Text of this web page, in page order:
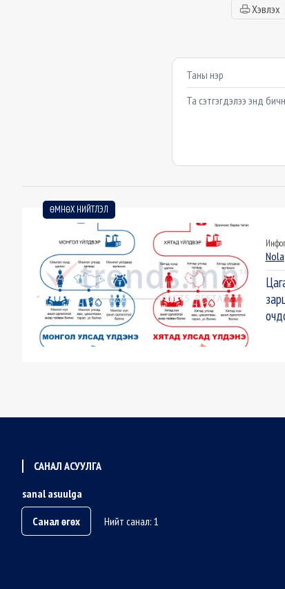
Хэвлэх
Сэтгэгдэл бичих
Example textarea
ӨМНӨХ НИЙТЛЭЛ
Nola
САНАЛ АСУУЛГА
sanal asuulga
Санал өгөх
Нийт санал: 1